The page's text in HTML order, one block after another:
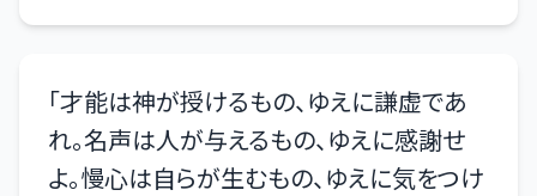
「才能は神が授けるもの、ゆえに謙虚であ
れ。名声は人が与えるもの、ゆえに感謝せ
よ。慢心は自らが生むもの、ゆえに気をつけ